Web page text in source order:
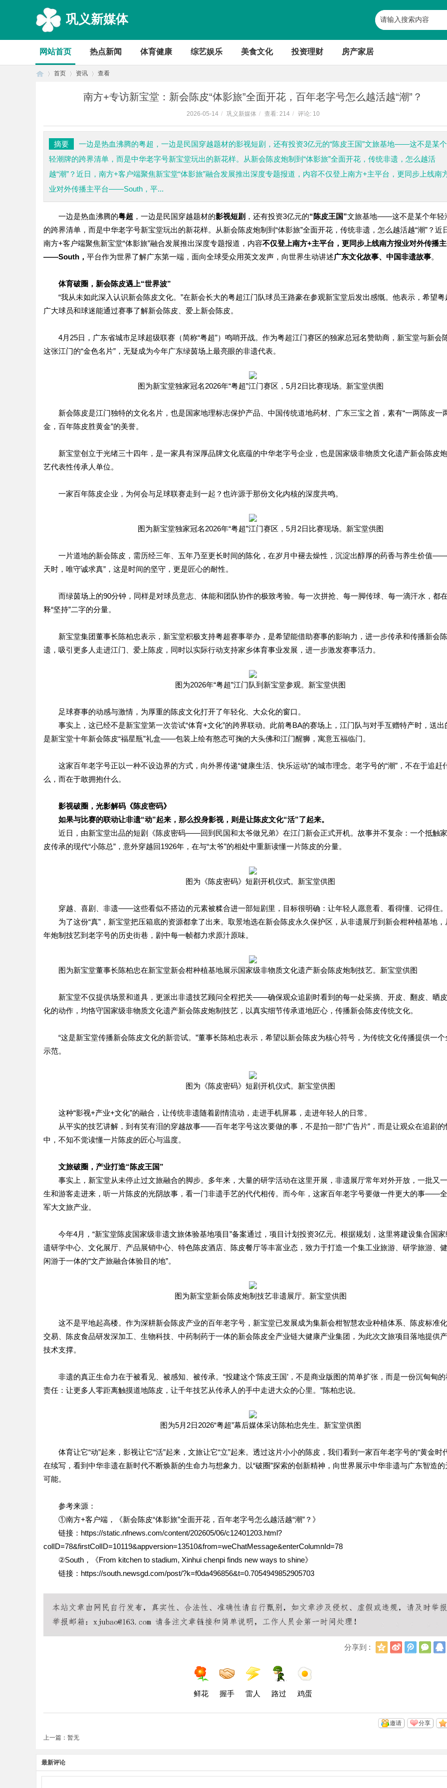
巩义新媒体
网站首页 热点新闻 体育健康 综艺娱乐 美食文化 投资理财 房产家居
首页 资讯 查看
南方+专访新宝堂：新会陈皮“体影旅”全面开花，百年老字号怎么越活越“潮”？
2026-05-14 / 巩义新媒体 / 查看: 214 / 评论: 10
摘要
一边是热血沸腾的粤超，一边是民国穿越题材的影视短剧，还有投资3亿元的“陈皮王国”文旅基地——这不是某
轻潮牌的跨界清单，而是中华老字号新宝堂玩出的新花样。从新会陈皮炮制到“体影旅”全面开花，传统非遗，怎么越活
越“潮”？近日，南方+客户端聚焦新宝堂“体影旅”融合发展推出深度专题报道，内容不仅登上南方+主平台，更同步上线南
业对外传播主平台——South，平...
一边是热血沸腾的粤超 ，一边是民国穿越题材的影视短剧 ，还有投资3亿元的“陈皮王国”文旅基地——这不是某个年轻
的跨界清单，而是中华老字号新宝堂玩出的新花样。从新会陈皮炮制到“体影旅”全面开花，传统非遗，怎么越活越“潮”？近
南方+客户端聚焦新宝堂“体影旅”融合发展推出深度专题报道，内容不仅登上南方+主平台，更同步上线南方报业对外传播
——South， 平台作为世界了解广东第一端，面向全球受众用英文发声，向世界生动讲述广东文化故事、中国非遗故事。
体育破圈，新会陈皮遇上“世界波”
“我从未如此深入认识新会陈皮文化。”在新会长大的粤超江门队球员王路豪在参观新宝堂后发出感慨。他表示，希望粤
广大球员和球迷能通过赛事了解新会陈皮、爱上新会陈皮。
4月25日，广东省城市足球超级联赛（简称“粤超”）鸣哨开战。作为粤超江门赛区的独家总冠名赞助商，新宝堂与新会
这张江门的“金色名片”，无疑成为今年广东绿茵场上最亮眼的非遗代表。
图为新宝堂独家冠名2026年“粤超”江门赛区，5月2日比赛现场。新宝堂供图
新会陈皮是江门独特的文化名片，也是国家地理标志保护产品、中国传统道地药材、广东三宝之首，素有“一两陈皮一
金，百年陈皮胜黄金”的美誉。
新宝堂创立于光绪三十四年，是一家具有深厚品牌文化底蕴的中华老字号企业，也是国家级非物质文化遗产新会陈皮
艺代表性传承人单位。
一家百年陈皮企业，为何会与足球联赛走到一起？也许源于那份文化内核的深度共鸣。
图为新宝堂独家冠名2026年“粤超”江门赛区，5月2日比赛现场。新宝堂供图
一片道地的新会陈皮，需历经三年、五年乃至更长时间的陈化，在岁月中褪去燥性，沉淀出醇厚的药香与养生价值
天时，唯守诚求真”，这是时间的坚守，更是匠心的耐性。
而绿茵场上的90分钟，同样是对球员意志、体能和团队协作的极致考验。每一次拼抢、每一脚传球、每一滴汗水，都
释“坚持”二字的分量。
新宝堂集团董事长陈柏忠表示，新宝堂积极支持粤超赛事举办，是希望能借助赛事的影响力，进一步传承和传播新会
遗，吸引更多人走进江门、爱上陈皮，同时以实际行动支持家乡体育事业发展，进一步激发赛事活力。
图为2026年“粤超”江门队到新宝堂参观。新宝堂供图
足球赛事的动感与激情，为厚重的陈皮文化打开了年轻化、大众化的窗口。
事实上，这已经不是新宝堂第一次尝试“体育+文化”的跨界联动。此前粤BA的赛场上，江门队与对手互赠特产时，送出
是新宝堂十年新会陈皮“福星瓶”礼盒——包装上绘有憨态可掬的大头佛和江门醒狮，寓意五福临门。
这家百年老字号正以一种不设边界的方式，向外界传递“健康生活、快乐运动”的城市理念。老字号的“潮”，不在于追赶
么，而在于敢拥抱什么。
影视破圈，光影解码《陈皮密码》
如果与比赛的联动让非遗“动”起来，那么投身影视，则是让陈皮文化“活”了起来。
近日，由新宝堂出品的短剧《陈皮密码——回到民国和太爷做兄弟》在江门新会正式开机。故事并不复杂：一个抵触
皮传承的现代“小陈总”，意外穿越回1926年，在与“太爷”的相处中重新读懂一片陈皮的分量。
图为《陈皮密码》短剧开机仪式。新宝堂供图
穿越、喜剧、非遗——这些看似不搭边的元素被糅合进一部短剧里，目标很明确：让年轻人愿意看、看得懂、记得住。
为了这份“真”，新宝堂把压箱底的资源都拿了出来。取景地选在新会陈皮永久保护区，从非遗展厅到新会柑种植基地，
年炮制技艺到老字号的历史街巷，剧中每一帧都力求原汁原味。
图为新宝堂董事长陈柏忠在新宝堂新会柑种植基地展示国家级非物质文化遗产新会陈皮炮制技艺。新宝堂供图
新宝堂不仅提供场景和道具，更派出非遗技艺顾问全程把关——确保观众追剧时看到的每一处采摘、开皮、翻皮、晒
化的动作，均恪守国家级非物质文化遗产新会陈皮炮制技艺，以真实细节传承道地匠心，传播新会陈皮传统文化。
“这是新宝堂传播新会陈皮文化的新尝试。”董事长陈柏忠表示，希望以新会陈皮为核心符号，为传统文化传播提供一个
示范。
图为《陈皮密码》短剧开机仪式。新宝堂供图
这种“影视+产业+文化”的融合，让传统非遗随着剧情流动，走进手机屏幕，走进年轻人的日常。
从平实的技艺讲解，到有笑有泪的穿越故事——百年老字号这次要做的事，不是拍一部“广告片”，而是让观众在追剧的
中，不知不觉读懂一片陈皮的匠心与温度。
文旅破圈，产业打造“陈皮王国”
事实上，新宝堂从未停止过文旅融合的脚步。多年来，大量的研学活动在这里开展，非遗展厅常年对外开放，一批又
生和游客走进来，听一片陈皮的光阴故事，看一门非遗手艺的代代相传。而今年，这家百年老字号要做一件更大的事——
军大文旅产业。
今年4月，“新宝堂陈皮国家级非遗文旅体验基地项目”备案通过，项目计划投资3亿元。根据规划，这里将建设集合国
遗研学中心、文化展厅、产品展销中心、特色陈皮酒店、陈皮餐厅等丰富业态，致力于打造一个集工业旅游、研学旅游、
闲游于一体的“文产旅融合体验目的地”。
图为新宝堂新会陈皮炮制技艺非遗展厅。新宝堂供图
这不是平地起高楼。作为深耕新会陈皮产业的百年老字号，新宝堂已发展成为集新会柑智慧农业种植体系、陈皮标准
交易、陈皮食品研发深加工、生物科技、中药制药于一体的新会陈皮全产业链大健康产业集团，为此次文旅项目落地提供
技术支撑。
非遗的真正生命力在于被看见、被感知、被传承。“投建这个‘陈皮王国’，不是商业版图的简单扩张，而是一份沉甸甸的
责任：让更多人零距离触摸道地陈皮，让千年技艺从传承人的手中走进大众的心里。”陈柏忠说。
图为5月2日2026“粤超”幕后媒体采访陈柏忠先生。新宝堂供图
体育让它“动”起来，影视让它“活”起来，文旅让它“立”起来。透过这片小小的陈皮，我们看到一家百年老字号的“黄金时
在续写，看到中华非遗在新时代不断焕新的生命力与想象力。以“破圈”探索的创新精神，向世界展示中华非遗与广东智造的
可能。
参考来源：
①南方+客户端，《新会陈皮“体影旅”全面开花，百年老字号怎么越活越“潮”？》
链接：https://static.nfnews.com/content/202605/06/c12401203.html?
colID=78&firstColID=10119&appversion=13510&from=weChatMessage&enterColumnId=78
②South，《From kitchen to stadium, Xinhui chenpi finds new ways to shine》
链接：https://south.newsgd.com/post/?k=f0da496856&t=0.7054949852905703
分享到 :
Q
新
浪
腾
讯
微
信
鲜花 握手 雷人 路过 鸡蛋
分享
邀请
上一篇：暂无
最新评论